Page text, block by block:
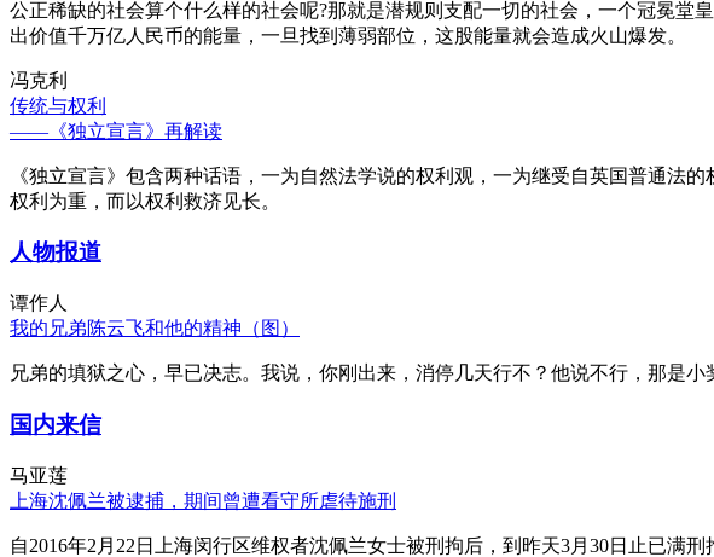
公正稀缺的社会算个什么样的社会呢?那就是潜规则支配一切的社会，一个冠冕
出价值千万亿人民币的能量，一旦找到薄弱部位，这股能量就会造成火山爆发。
冯克利
传统与权利
——《独立宣言》再解读
《独立宣言》包含两种话语，一为自然法学说的权利观，一为继受自英国普通法
权利为重，而以权利救济见长。
人物报道
谭作人
我的兄弟陈云飞和他的精神（图）
兄弟的填狱之心，早已决志。我说，你刚出来，消停几天行不？他说不行，那是
国内来信
马亚莲
上海沈佩兰被逮捕，期间曾遭看守所虐待施刑
自2016年2月22日上海闵行区维权者沈佩兰女士被刑拘后，到昨天3月30日止已满